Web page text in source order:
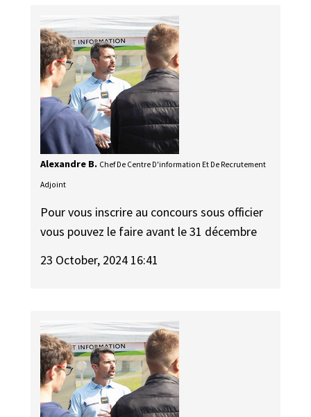
Alexandre B. Chef De Centre D'information Et De Recrutement
Adjoint
Pour vous inscrire au concours sous officier
vous pouvez le faire avant le 31 décembre
23 October, 2024 16:41